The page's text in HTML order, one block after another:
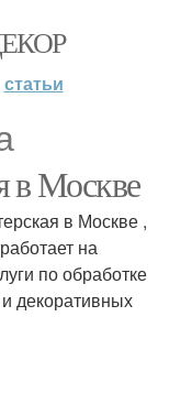
статьи
в Москве
в Москве ,
на
по обработке
декоративных